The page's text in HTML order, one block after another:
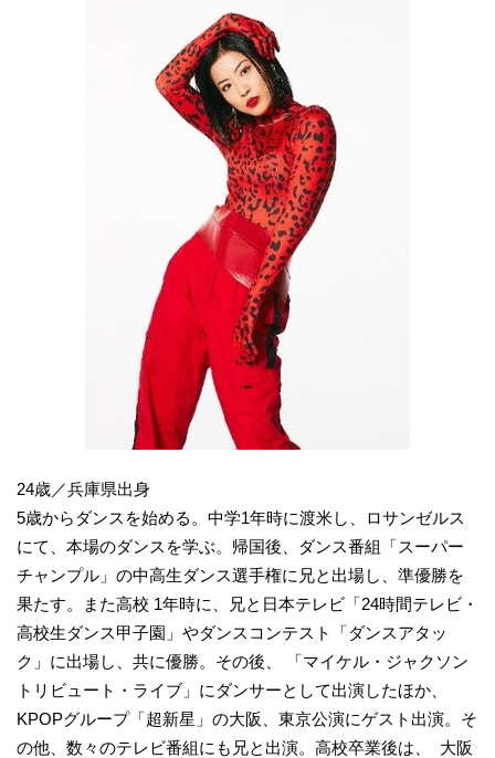
24歳／兵庫県出身
5歳からダンスを始める。中学1年時に渡米し、ロサンゼルス
にて、本場のダンスを学ぶ。帰国後、ダンス番組「スーパー
チャンプル」の中高生ダンス選手権に兄と出場し、準優勝を
果たす。また高校 1年時に、兄と日本テレビ「24時間テレビ・
高校生ダンス甲子園」やダンスコンテスト「ダンスアタッ
ク」に出場し、共に優勝。その後、 「マイケル・ジャクソン
トリビュート・ライブ」にダンサーとして出演したほか、
KPOPグループ「超新星」の大阪、東京公演にゲスト出演。そ
の他、数々のテレビ番組にも兄と出演。高校卒業後は、 大阪